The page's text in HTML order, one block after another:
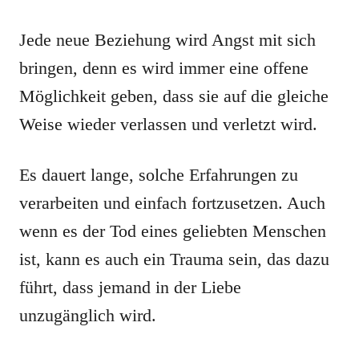
Jede neue Beziehung wird Angst mit sich
bringen, denn es wird immer eine offene
Möglichkeit geben, dass sie auf die gleiche
Weise wieder verlassen und verletzt wird.
Es dauert lange, solche Erfahrungen zu
verarbeiten und einfach fortzusetzen. Auch
wenn es der Tod eines geliebten Menschen
ist, kann es auch ein Trauma sein, das dazu
führt, dass jemand in der Liebe
unzugänglich wird.